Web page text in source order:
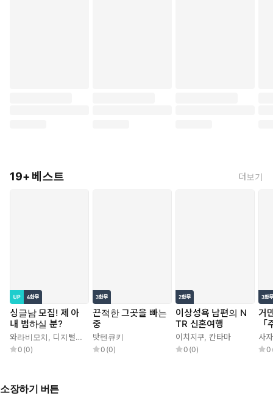
19+ 베스트 더보기
싱글남 모집! 제 아
내 범하실 분?
와라비모치, 디지털 장인 X
0 (0)
끈적한 그곳을 빠는
중
밧텐큐키
0 (0)
이상성욕 남편의 N
TR 신혼여행
이치지쿠,칸타마
0 (0)
거
다
사
0
소장하기 버튼